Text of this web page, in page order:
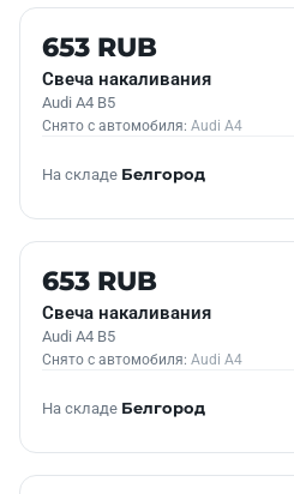
Б/У В НАЛИЧИИ
653 RUB
Свеча накаливания
Audi A4 B5
Снято с автомобиля: Audi A4
На складе Белгород
Б/У В НАЛИЧИИ
653 RUB
Свеча накаливания
Audi A4 B5
Снято с автомобиля: Audi A4
На складе Белгород